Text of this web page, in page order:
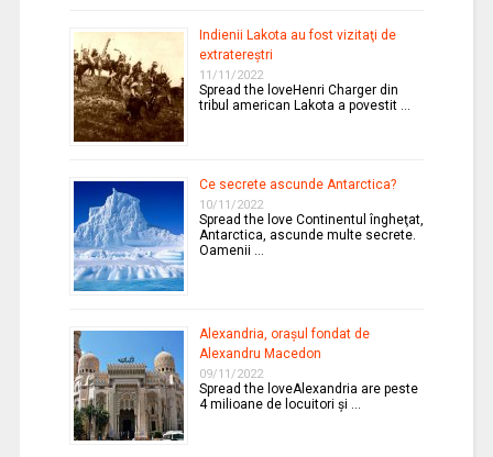
Indienii Lakota au fost vizitaţi de
extratereştri
11/11/2022
Spread the loveHenri Charger din
tribul american Lakota a povestit …
Ce secrete ascunde Antarctica?
10/11/2022
Spread the love Continentul îngheţat,
Antarctica, ascunde multe secrete.
Oamenii …
Alexandria, oraşul fondat de
Alexandru Macedon
09/11/2022
Spread the loveAlexandria are peste
4 milioane de locuitori şi …